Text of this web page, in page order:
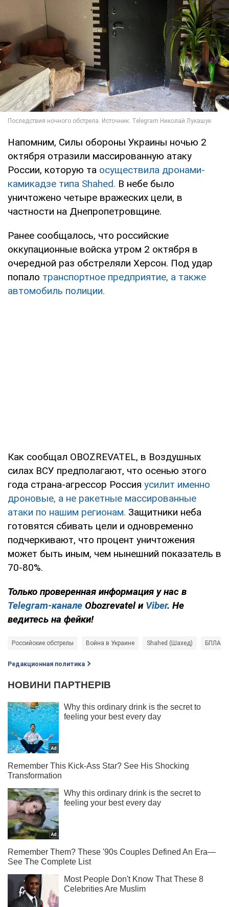
Напомним, Силы обороны Украины ночью 2
октября отразили массированную атаку
России, которую та осуществила дронами-
камикадзе типа Shahed. В небе было
уничтожено четыре вражеских цели, в
частности на Днепропетровщине.
Ранее сообщалось, что российские
оккупационные войска утром 2 октября в
очередной раз обстреляли Херсон. Под удар
попало транспортное предприятие, а также
автомобиль полиции.
Как сообщал OBOZREVATEL, в Воздушных
силах ВСУ предполагают, что осенью этого
года страна-агрессор Россия усилит именно
дроновые, а не ракетные массированные
атаки по нашим регионам. Защитники неба
готовятся сбивать цели и одновременно
подчеркивают, что процент уничтожения
может быть иным, чем нынешний показатель в
70-80%.
Только проверенная информация у нас в
Telegram-канале Obozrevatel и Viber. Не
ведитесь на фейки!
Российские обстрелы Война в Украине Shahed (Шахед) БПЛА
Редакционная политика